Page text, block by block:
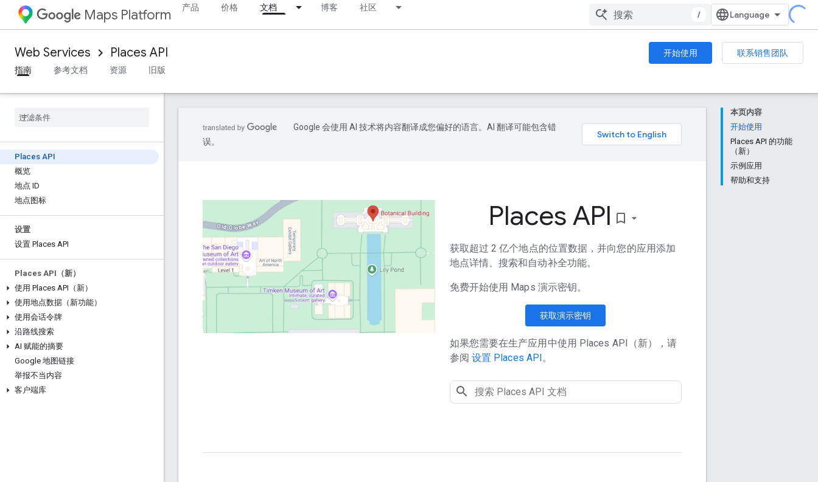
Maps Platform 产品 价格 文档 博客 社区
/
Web Services Places API 开始使用
联系销售团队
指南
参考文档 资源 旧版
Places API
概览
地点 ID
地点图标
设置
设置 Places API
Places API（新）
使用 Places API（新）
使用地点数据（新功能）
使用会话令牌
沿路线搜索
AI 赋能的摘要
Google 地图链接
举报不当内容
客户端库
本页内容
开始使用
Places API 的功能
（新）
示例应用
帮助和支持
Google 会使用 AI 技术将内容翻译成您偏好的语言。AI 翻译可能包含错
误。
Places API bookmark_border
获取超过 2 亿个地点的位置数据，并向您的应用添加
地点详情、搜索和自动补全功能。
免费开始使用 Maps 演示密钥。
获取演示密钥
如果您需要在生产应用中使用 Places API（新），请
参阅 设置 Places API。